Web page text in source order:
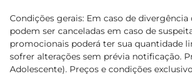
Condições gerais: Em caso de
podem ser canceladas em caso de
promocionais poderá ter sua quantidade
sofrer alterações sem prévia notificação.
Adolescente). Preços e condições